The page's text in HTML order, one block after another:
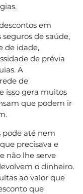
em
de saúde,
de idade,
de prévia
A
de
isso gera muitos
que podem ir
pode até nem
precisava e
não lhe serve
o dinheiro.
ao valor que
que